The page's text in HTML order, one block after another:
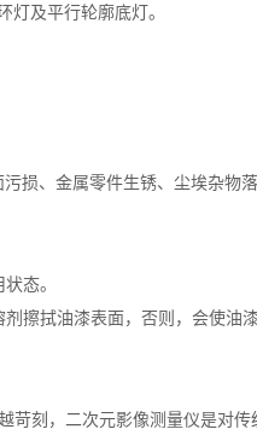
灯及平行轮廓底灯。
损、金属零件生锈、尘埃杂物
态。
擦拭油漆表面，否则，会使油漆
苛刻，二次元影像测量仪是对传